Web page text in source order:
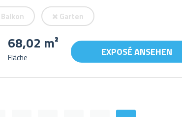
Balkon Garten
68,02 m²
Fläche EXPOSÉ ANSEHEN